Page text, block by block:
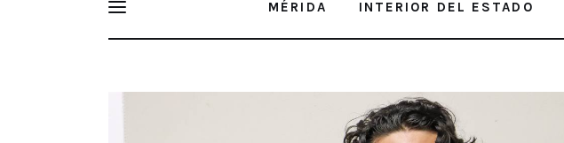
MÉRIDA INTERIOR DEL ESTADO